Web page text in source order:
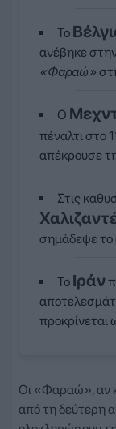
Το
ανέβηκε
«Φαραώ»
Ο
πέναλτι στο
απέκρουσε
Στις
σημάδεψε το
Το Ιράν
προκρίνεται
Οι «Φαραώ», αν
από τη δεύτερη